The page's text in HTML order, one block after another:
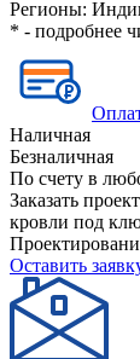
Регионы:
* - подробнее
Наличная
Безналичная
По счету в
Заказать
кровли под
Оставить